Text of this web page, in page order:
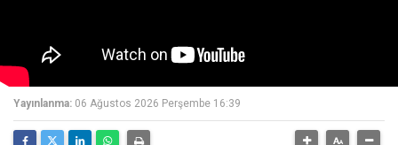
Yayınlanma: 06 Ağustos 2026 Perşembe 16:39